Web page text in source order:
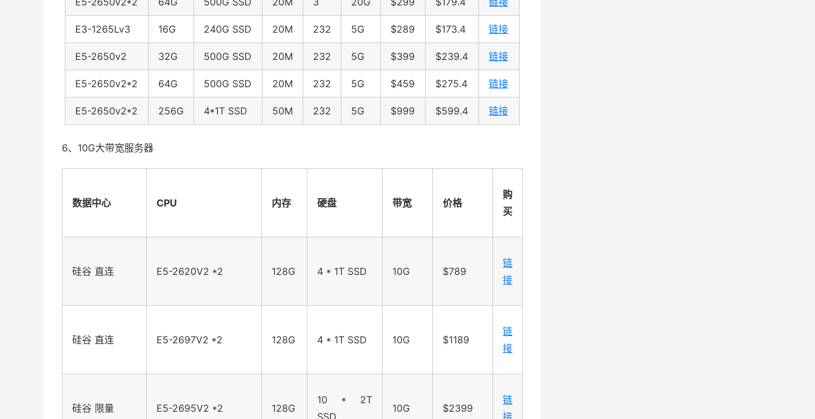
E3-1265Lv3 16G 240G SSD 20M 232 5G $289 $173.4 链接
E5-2650v2 32G 500G SSD 20M 232 5G $399 $239.4 链接
E5-2650v2*2 64G 500G SSD 20M 232 5G $459 $275.4 链接
E5-2650v2*2 256G 4*1T SSD 50M 232 5G $999 $599.4 链接
6、10G大带宽服务器
数据中心 CPU 内存 硬盘 带宽 价格
购
买
硅谷 直连 E5-2620V2 *2 128G 4 * 1T SSD 10G $789
链
接
硅谷 直连 E5-2697V2 *2 128G 4 * 1T SSD 10G $1189
链
接
硅谷 限量 E5-2695V2 *2 128G
10 * 2T
SSD
10G $2399
链
接